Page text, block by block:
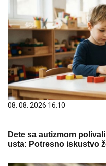
08. 08. 2026 16:10
Dete sa autizmom
usta: Potresno iskustvo